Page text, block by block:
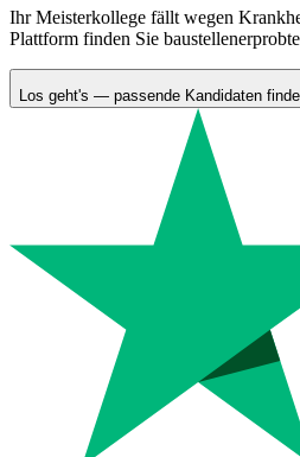
Ihr Meisterkollege fällt wegen
Plattform finden Sie
Los geht's — passende Kandidaten